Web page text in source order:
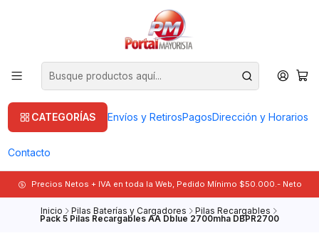
CATEGORÍAS Envíos y RetirosPagosDirección y Horarios
Contacto
Precios Netos + IVA en toda la Web, Pedido Mínimo $50.000.- Neto
Inicio Pilas Baterías y Cargadores Pilas Recargables
Pack 5 Pilas Recargables AA Dblue 2700mha DBPR2700